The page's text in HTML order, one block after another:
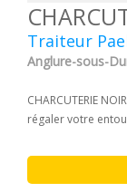
Traiteur
Anglure-sous-
CHARCUTERIE
régaler votre